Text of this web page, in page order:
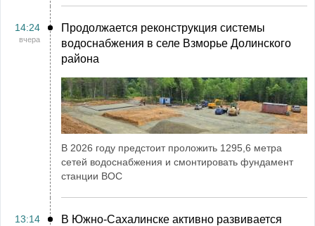
14:24
вчера
Продолжается реконструкция системы
водоснабжения в селе Взморье Долинского
района
В 2026 году предстоит проложить 1295,6 метра
сетей водоснабжения и смонтировать фундамент
станции ВОС
13:14
В Южно-Сахалинске активно развивается